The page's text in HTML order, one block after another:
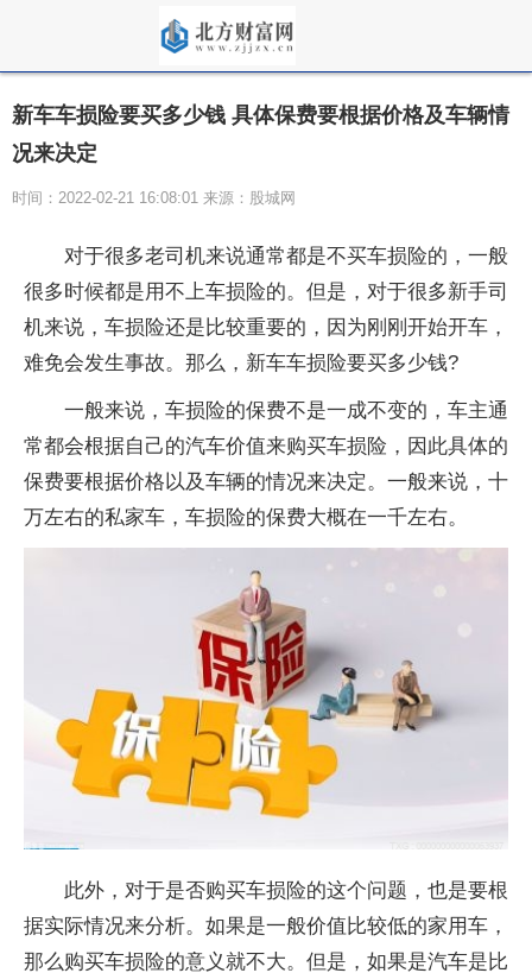
新车车损险要买多少钱 具体保费要根据价格及车辆情
况来决定
时间：2022-02-21 16:08:01 来源：股城网
对于很多老司机来说通常都是不买车损险的，一般
很多时候都是用不上车损险的。但是，对于很多新手司
机来说，车损险还是比较重要的，因为刚刚开始开车，
难免会发生事故。那么，新车车损险要买多少钱?
一般来说，车损险的保费不是一成不变的，车主通
常都会根据自己的汽车价值来购买车损险，因此具体的
保费要根据价格以及车辆的情况来决定。一般来说，十
万左右的私家车，车损险的保费大概在一千左右。
此外，对于是否购买车损险的这个问题，也是要根
据实际情况来分析。如果是一般价值比较低的家用车，
那么购买车损险的意义就不大。但是，如果是汽车是比